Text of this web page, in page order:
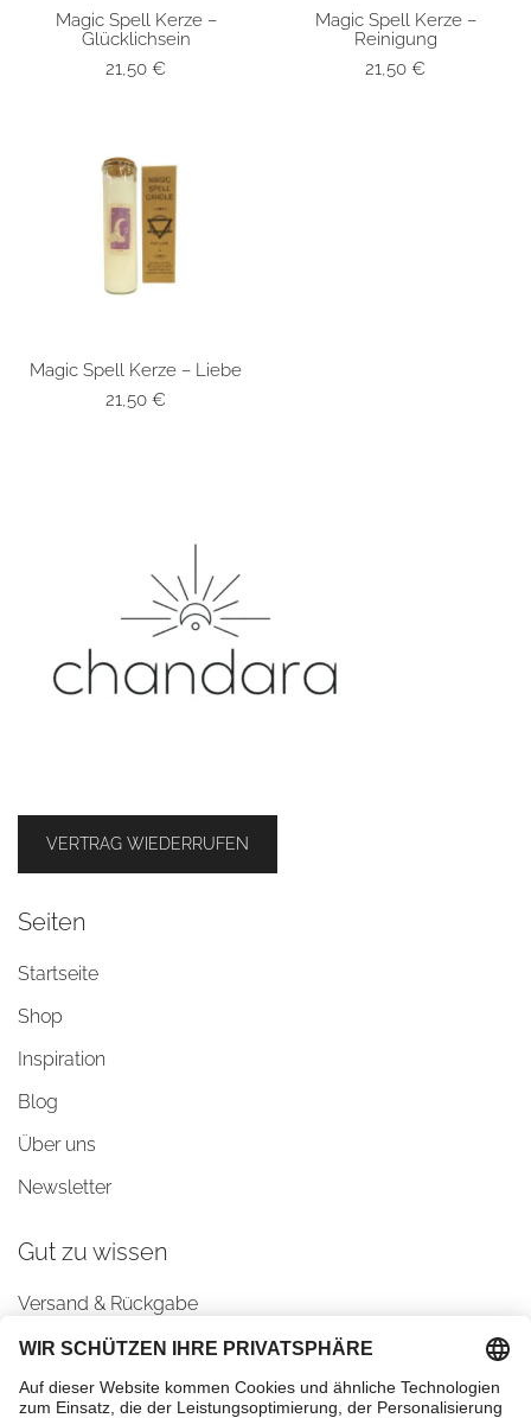
SCHNELLANSICHT
Magic Spell Kerze –
Glücklichsein
21,50 €
SCHNELLANSICHT
Magic Spell Kerze –
Reinigung
21,50 €
SCHNELLANSICHT
Magic Spell Kerze – Liebe
21,50 €
VERTRAG WIEDERRUFEN
Seiten
Startseite
Shop
Inspiration
Blog
Über uns
Newsletter
Gut zu wissen
Versand & Rückgabe
AGBs
Datenschutz